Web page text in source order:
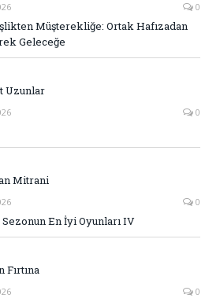
0
Müşterekliğe: Ortak Hafızadan
Geleceğe
Uzunlar
0
Mitrani
0
Sezonun En İyi Oyunları IV
Fırtına
0